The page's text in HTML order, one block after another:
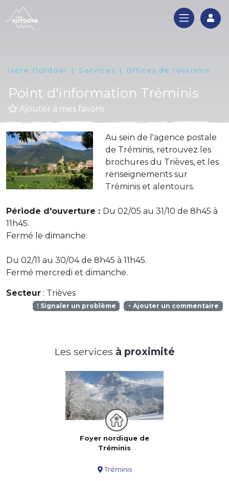
Isère Outdoor Services Offices de tourisme
Point d'information Tréminis
Ajouter à mes favoris
Au sein de l'agence postale
de Tréminis, retrouvez les
brochures du Trièves, et les
renseignements sur
Tréminis et alentours.
Période d'ouverture : Du 02/05 au 31/10 de 8h45 à
11h45.
Fermé le dimanche.
Du 02/11 au 30/04 de 8h45 à 11h45.
Fermé mercredi et dimanche.
Secteur : Trièves
Signaler un problème Ajouter un commentaire
Les services à proximité
Foyer nordique de
Tréminis
Tréminis